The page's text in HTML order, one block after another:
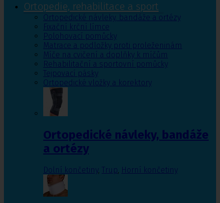
Ortopedie, rehabilitace a sport
Ortopedické návleky, bandáže a ortézy
Fixační krční límce
Polohovací pomůcky
Matrace a podložky proti proleženinám
Míče na cvičení a doplňky k míčům
Rehabilitační a sportovní pomůcky
Tejpovací pásky
Ortopedické vložky a korektory
Ortopedické návleky, bandáže
a ortézy
Dolní končetiny, Trup, Horní končetiny